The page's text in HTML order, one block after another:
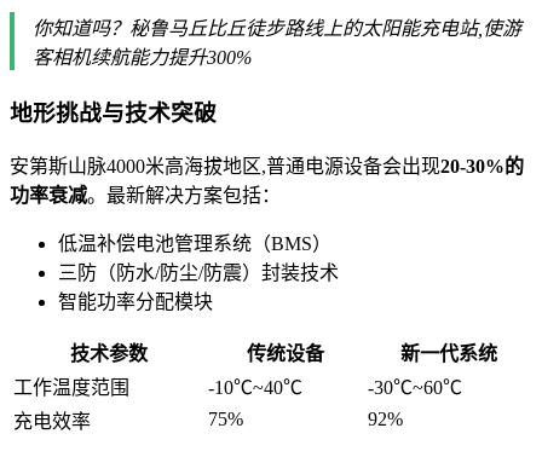
你知道吗？秘鲁马丘比丘徒步路线上的太阳能充电站,使游
客相机续航能力提升300%
地形挑战与技术突破
安第斯山脉4000米高海拔地区,普通电源设备会出现20-30%的
功率衰减。最新解决方案包括：
低温补偿电池管理系统（BMS）
三防（防水/防尘/防震）封装技术
智能功率分配模块
技术参数 传统设备
新一代系统
工作温度范围
-10℃~40℃
-30℃~60℃
充电效率
75% 92%